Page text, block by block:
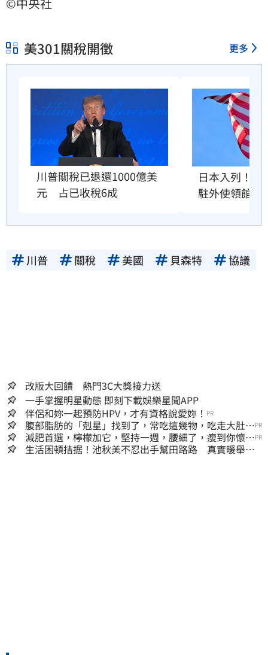
©中央社
美301關稅開徵 更多
川普關稅已退還1000億美
元　占已收稅6成
日本入列！爆
駐外使領館」
川普 關稅 美國 貝森特 協議
改版大回饋 熱門3C大獎接力送
一手掌握明星動態 即刻下載娛樂星聞APP
伴侶和妳一起預防HPV，才有資格說愛妳！ PR
腹部脂肪的「剋星」找到了，常吃這幾物，吃走大肚
囊，瘦出小蠻腰
PR
減肥首選，檸檬加它，堅持一週，腰細了，瘦到你懷疑
人生
PR
生活困頓拮据！池秋美不忍出手幫田路路 真實暖舉曝